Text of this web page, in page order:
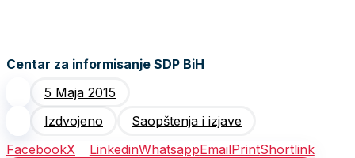
Centar za informisanje SDP BiH
5 Maja 2015
Izdvojeno
Saopštenja i izjave
FacebookX LinkedinWhatsappEmailPrintShortlink